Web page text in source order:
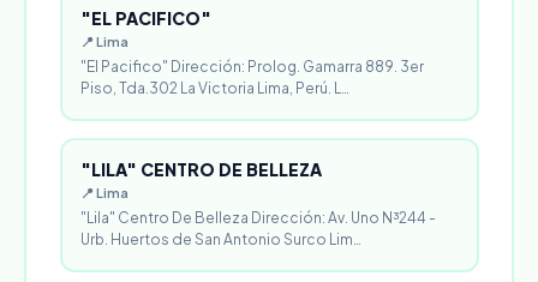
"EL PACIFICO"
📍 Lima
"El Pacifico" Dirección: Prolog. Gamarra 889. 3er
Piso, Tda.302 La Victoria Lima, Perú. L…
"LILA" CENTRO DE BELLEZA
📍 Lima
"Lila" Centro De Belleza Dirección: Av. Uno N³244 -
Urb. Huertos de San Antonio Surco Lim…